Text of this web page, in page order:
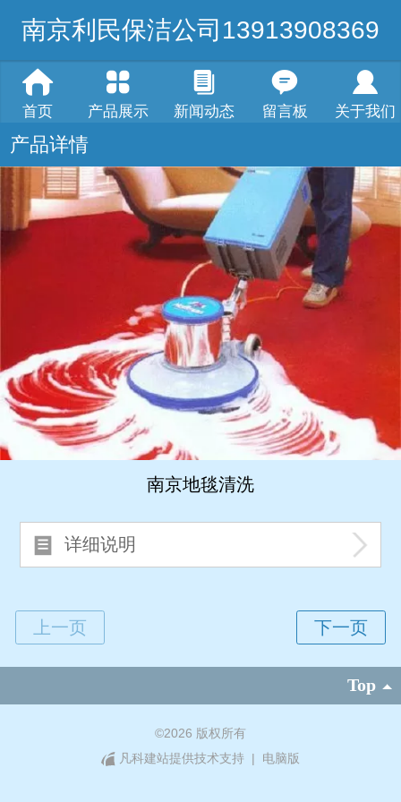
南京利民保洁公司13913908369
首页 产品展示 新闻动态 留言板 关于我们
产品详情
南京地毯清洗
详细说明
Top
©2026 版权所有
凡科建站提供技术支持
| 电脑版